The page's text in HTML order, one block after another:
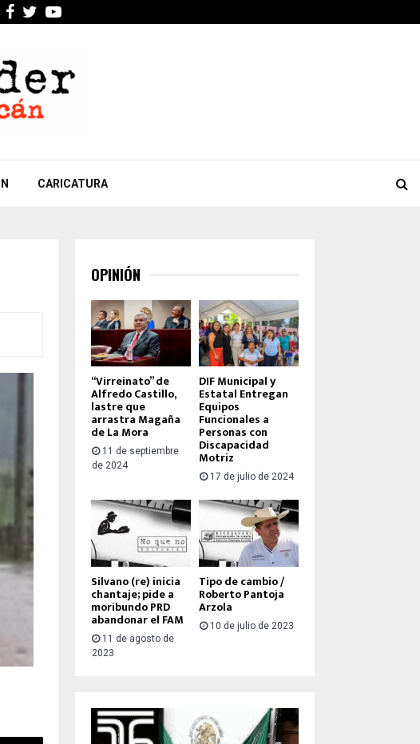
Facebook
TwitterYoutube
CARICATURA
OPINIÓN
“Virreinato” de
Alfredo Castillo,
lastre que
arrastra Magaña
de La Mora
11 de septiembre
de 2024
DIF Municipal y
Estatal Entregan
Equipos
Funcionales a
Personas con
Discapacidad
Motriz
17 de julio de 2024
Silvano (re) inicia
chantaje; pide a
moribundo PRD
abandonar el FAM
11 de agosto de
2023
Tipo de cambio /
Roberto Pantoja
Arzola
10 de julio de 2023